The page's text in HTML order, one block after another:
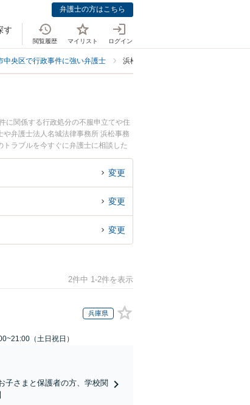
弁護士の方はこちら
す
閲覧履歴 マイリスト ログイン
中央区で行政事件に強い弁護士 浜松市中央区で自治体法務に強い弁護
に関係する行政処分の不服申立てや住
弁護士法人名城法律事務所 浜松事務
ラブルを今すぐに弁護士に相談した
弁護士に相談予約したい』などでお困
変更
変更
変更
2件中 1-2件を表示
兵庫県
（土日祝日）
子さまと保護者の方、学校関